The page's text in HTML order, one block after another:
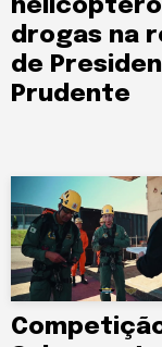
drogas na
de
Prudente